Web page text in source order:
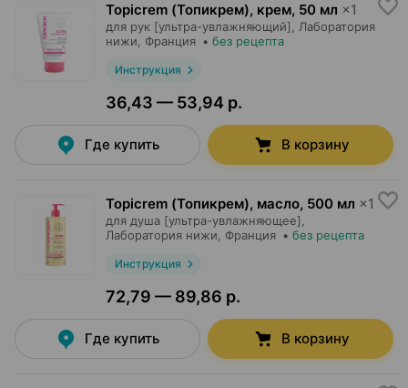
Topicrem (Топикрем), крем, 50 мл ×1
для рук [ультра-увлажняющий],
Лаборатория
нижи , Франция • без рецепта
Инструкция
36,43 — 53,94 р.
Где купить В корзину
Topicrem (Топикрем), масло, 500 мл ×1
для душа [ультра-увлажняющее],
Лаборатория нижи , Франция • без рецепта
Инструкция
72,79 — 89,86 р.
Где купить В корзину